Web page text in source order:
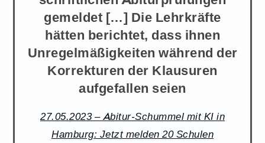
gemeldet […] Die Lehrkräfte
hätten berichtet, dass ihnen
Unregelmäßigkeiten während der
Korrekturen der Klausuren
aufgefallen seien
27.05.2023 – Abitur-Schummel mit KI in
Hamburg: Jetzt melden 20 Schulen